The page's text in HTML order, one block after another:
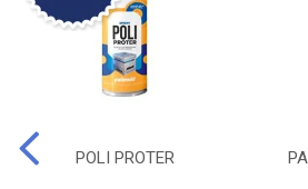
POLI PROTER